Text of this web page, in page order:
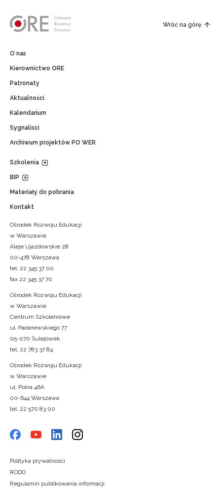
Wróć na górę
O nas
Kierownictwo ORE
Patronaty
Aktualności
Kalendarium
Sygnaliści
Archiwum projektów PO WER
Szkolenia
BIP
Materiały do pobrania
Kontakt
Ośrodek Rozwoju Edukacji
w Warszawie
Aleje Ujazdowskie 28
00-478 Warszawa
tel. 22 345 37 00
fax 22 345 37 70
Ośrodek Rozwoju Edukacji
w Warszawie
Centrum Szkoleniowe
ul. Paderewskiego 77
05-070 Sulejówek
tel. 22 783 37 84
Ośrodek Rozwoju Edukacji
w Warszawie
ul. Polna 46A
00-644 Warszawa
tel. 22 570 83 00
Polityka prywatności
RODO
Regulamin publikowania informacji